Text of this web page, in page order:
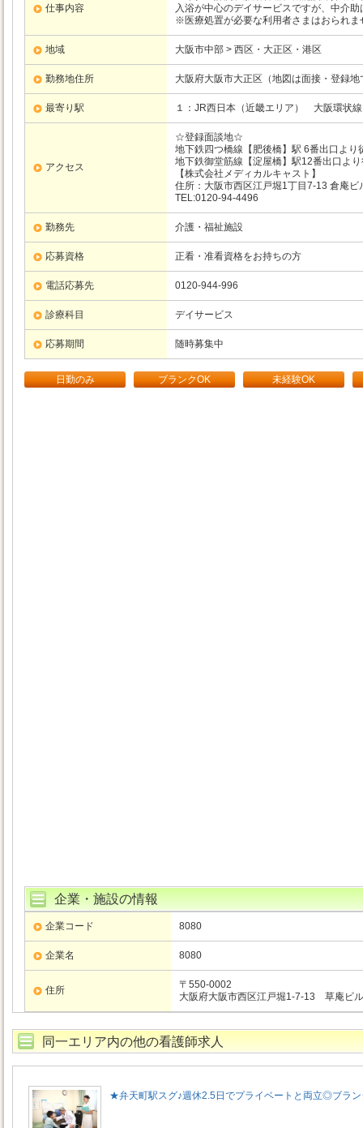
仕事内容
入浴が中心のデイサービスですが、中介
※医療処置が必要な利用者さまはおられま
地域 大阪市中部 > 西区・大正区・港区
勤務地住所 大阪府大阪市大正区（地図は面接・登録地
最寄り駅 １：JR西日本（近畿エリア） 大阪環状線
アクセス
☆登録面談地☆
地下鉄四つ橋線【肥後橋】駅 6番出口より
地下鉄御堂筋線【淀屋橋】駅12番出口よ
【株式会社メディカルキャスト】
住所：大阪市西区江戸堀1丁目7-13 倉庵ビ
TEL:0120-94-4496
勤務先 介護・福祉施設
応募資格 正看・准看資格をお持ちの方
電話応募先 0120-944-996
診療科目 デイサービス
応募期間 随時募集中
日勤のみ ブランクOK 未経験OK
企業・施設の情報
企業コード 8080
企業名 8080
住所
〒550-0002
大阪府大阪市西区江戸堀1-7-13 草庵ビ
同一エリア内の他の看護師求人
★弁天町駅スグ♪週休2.5日でプライベートと両立◎ブラン